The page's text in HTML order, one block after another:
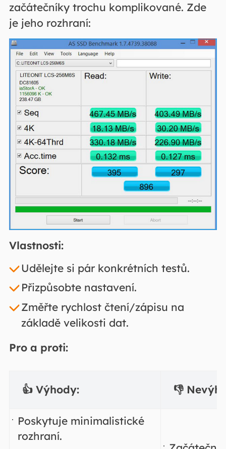
začátečníky trochu komplikované. Zde
je jeho rozhraní:
Vlastnosti:
Udělejte si pár konkrétních testů.
Přizpůsobte nastavení.
Změřte rychlost čtení/zápisu na
základě velikosti dat.
Pro a proti:
👍 Výhody: 👎
Poskytuje minimalistické
rozhraní.